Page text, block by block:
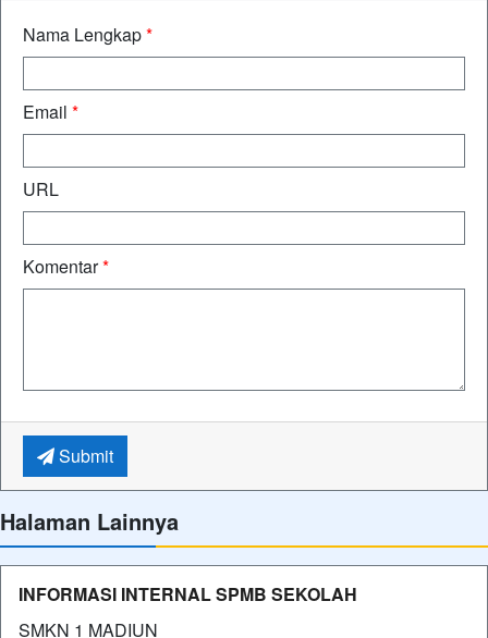
Nama Lengkap*
Email *
URL
Komentar*
Submit
Halaman Lainnya
INFORMASI INTERNAL SPMB SEKOLAH
SMKN 1 MADIUN